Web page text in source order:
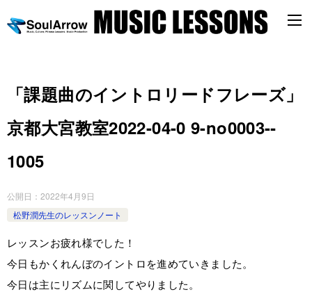
「課題曲のイントロリードフレーズ」
京都大宮教室2022-04-0 9-­no0003-­
1005
公開日： 2022年4月9日
松野潤先生のレッスンノート
レッスンお疲れ様でした！
今日もかくれんぼのイントロを進めていきました。
今日は主にリズムに関してやりました。